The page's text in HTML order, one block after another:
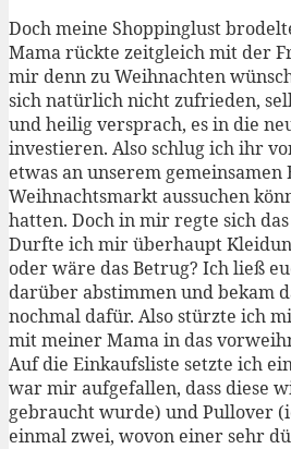
Doch meine Shoppinglust
Mama rückte zeitgleich mit der
mir denn zu Weihnachten
sich natürlich nicht zufrieden,
und heilig versprach, es in die
investieren. Also schlug ich ihr
etwas an unserem
Weihnachtsmarkt aussuchen
hatten. Doch in mir regte sich
Durfte ich mir überhaupt
oder wäre das Betrug? Ich ließ
darüber abstimmen und bekam
nochmal dafür. Also stürzte ich
mit meiner Mama in das
Auf die Einkaufsliste setzte ich
war mir aufgefallen, dass diese
gebraucht wurde) und Pullover
einmal zwei, wovon einer sehr